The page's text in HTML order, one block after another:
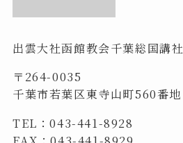
出雲大社函館教会千葉総国講社
〒264-0035
千葉市若葉区東寺山町560番地
TEL：043-441-8928